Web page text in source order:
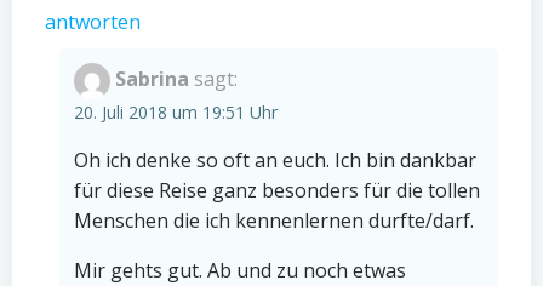
antworten
Sabrina sagt:
20. Juli 2018 um 19:51 Uhr
Oh ich denke so oft an euch. Ich bin dankbar
für diese Reise ganz besonders für die tollen
Menschen die ich kennenlernen durfte/darf.
Mir gehts gut. Ab und zu noch etwas